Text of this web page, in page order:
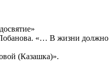
«… В жизни должно
(Казашка)».